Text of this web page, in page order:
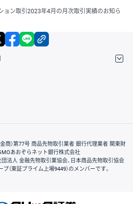
ョン取引2023年4月の月次取引実績のお知ら
X facebook
商）第77号 商品先物取引業者 銀行代理業者 関東財
あおぞらネット銀行株式会社
団法人 金融先物取引業協会、日本商品先物取引協会
（東証プライム上場9449）のメンバーです。